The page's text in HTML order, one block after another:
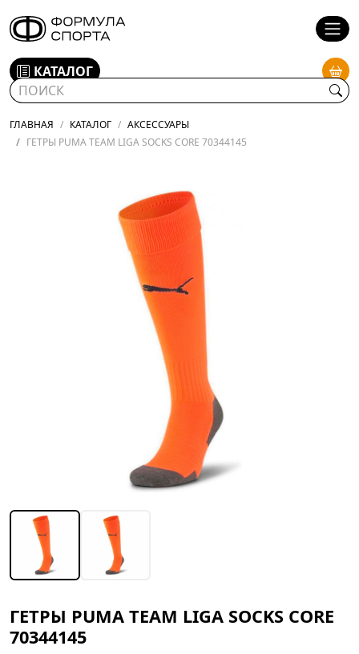
КАТАЛОГ
ГЛАВНАЯ КАТАЛОГ
АКСЕССУАРЫ
ГЕТРЫ PUMA TEAM LIGA SOCKS CORE 70344145
ГЕТРЫ PUMA TEAM LIGA SOCKS CORE
70344145